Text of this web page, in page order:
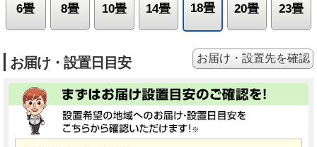
6畳 8畳 10畳 14畳 18畳 20畳 23畳
お届け・設置日目安 お届け・設置先を確認